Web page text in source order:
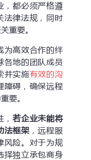
，都必须严格遵
法律法规，同时
重要。
为高效合作的绊
各地的团队成员
并实施有效的沟
障碍，确保远程
要。
，若企业未能将
法框架，远程服
风险。对于为规
择独立承包商身